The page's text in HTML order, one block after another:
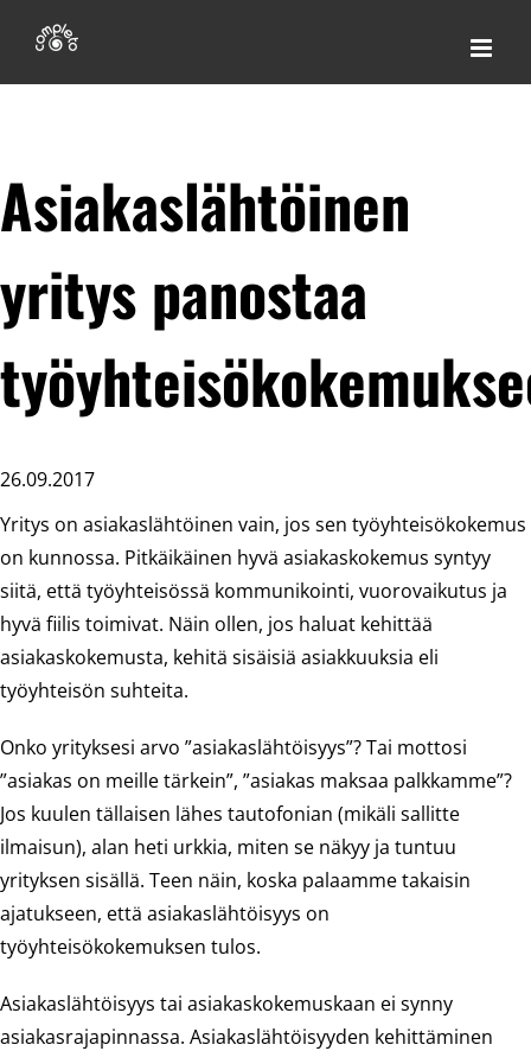
content
Asiakaslähtöinen
yritys panostaa
26.09.2017
Yritys on asiakaslähtöinen vain, jos sen työyhteisökokemus
on kunnossa. Pitkäikäinen hyvä asiakaskokemus syntyy
siitä, että työyhteisössä kommunikointi, vuorovaikutus ja
hyvä fiilis toimivat. Näin ollen, jos haluat kehittää
asiakaskokemusta, kehitä sisäisiä asiakkuuksia eli
työyhteisön suhteita.
Onko yrityksesi arvo ”asiakaslähtöisyys”? Tai mottosi
”asiakas on meille tärkein”, ”asiakas maksaa palkkamme”?
Jos kuulen tällaisen lähes tautofonian (mikäli sallitte
ilmaisun), alan heti urkkia, miten se näkyy ja tuntuu
yrityksen sisällä. Teen näin, koska palaamme takaisin
ajatukseen, että asiakaslähtöisyys on
työyhteisökokemuksen tulos.
Asiakaslähtöisyys tai asiakaskokemuskaan ei synny
asiakasrajapinnassa. Asiakaslähtöisyyden kehittäminen